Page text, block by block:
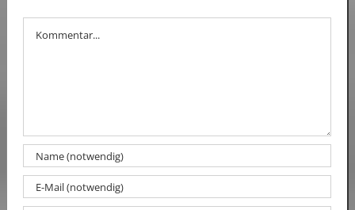
Kommentar